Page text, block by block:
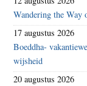
Wandering the Way
17 augustus 2026
Boeddha-
wijsheid
20 augustus 2026